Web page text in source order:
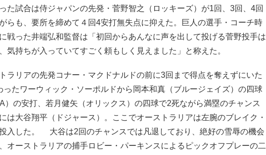
た試合は侍ジャパンの先発・菅野智之（ロッキーズ）が1回、3回、4回
らも、要所を締めて４回4安打無失点に抑えた。巨人の選手・コーチ時
戦った井端弘和監督は「初回からあんなに声を出して投げる菅野投手は
気持ちが入っていてすごく頼もしく見えました」と称えた。
ラリアの先発コナー・マクドナルドの前に3回まで得点を奪えずにいた
ったワーウィック・ソーポルドから岡本和真（ブルージェイズ）の四球
）の安打、若月健矢（オリックス）の四球で2死ながら満塁のチャンス
は大谷翔平（ドジャース）。ここでオーストラリアは左腕のブレイク・
入した。 大谷は2回のチャンスでは凡退しており、絶好の雪辱の機会
オーストラリアの捕手ロビー・パーキンスによるピックオフプレーの二